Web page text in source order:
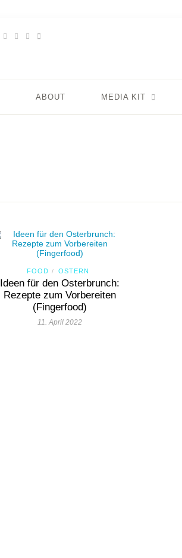
ABOUT MEDIA KIT
FOOD / OSTERN
Ideen für den Osterbrunch:
Rezepte zum Vorbereiten
(Fingerfood)
11. April 2022